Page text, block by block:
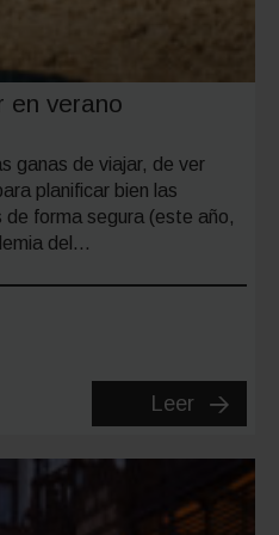
en verano
ganas de viajar, de ver
planificar bien las
forma segura (este año,
del…
Leer
viajar
en